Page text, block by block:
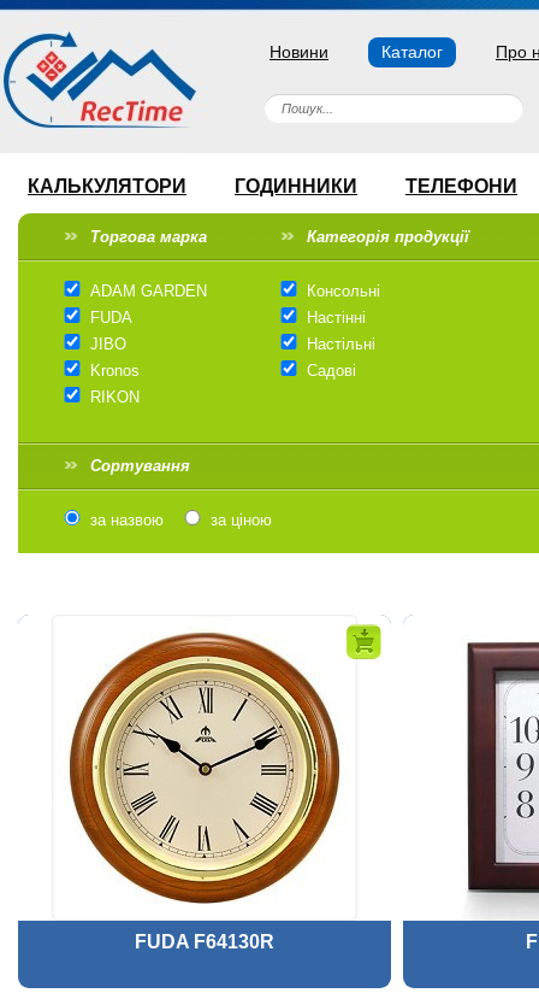
Новини Каталог Про
КАЛЬКУЛЯТОРИ ГОДИННИКИ ТЕЛЕФОНИ
Торгова марка Категорія продукції
ADAM GARDEN
FUDA
JIBO
Kronos
RIKON
Консольні
Настінні
Настільні
Садові
Сортування
за назвою за ціною
FUDA F64130R